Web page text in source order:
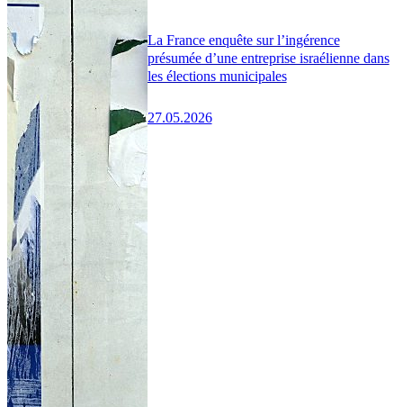
La France enquête sur l’ingérence
présumée d’une entreprise israélienne dans
les élections municipales
27.05.2026